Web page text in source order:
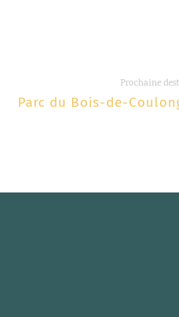
Prochaine
Parc du Bois-de-